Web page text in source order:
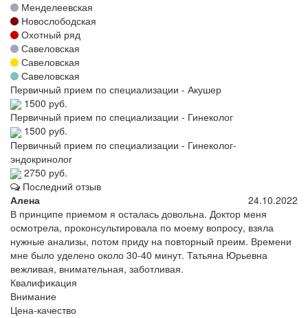
Менделеевская
Новослободская
Охотный ряд
Савеловская
Савеловская
Савеловская
Первичный прием по специализации - Акушер
1500 руб.
Первичный прием по специализации - Гинеколог
1500 руб.
Первичный прием по специализации - Гинеколог-
эндокринолог
2750 руб.
Последний отзыв
Алена
24.10.2022
В принципе приемом я осталась довольна. Доктор меня
осмотрела, проконсультировала по моему вопросу, взяла
нужные анализы, потом приду на повторный преим. Времени
мне было уделено около 30-40 минут. Татьяна Юрьевна
вежливая, внимательная, заботливая.
Квалификация
Внимание
Цена-качество